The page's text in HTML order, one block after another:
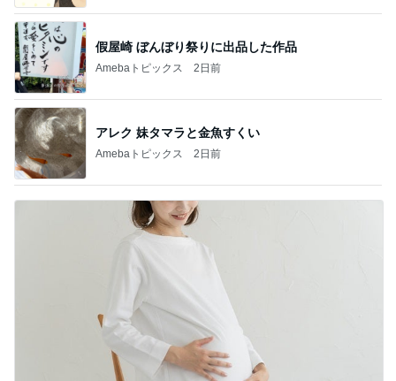
假屋崎 ぼんぼり祭りに出品した作品
Amebaトピックス 2日前
アレク 妹タマラと金魚すくい
Amebaトピックス 2日前